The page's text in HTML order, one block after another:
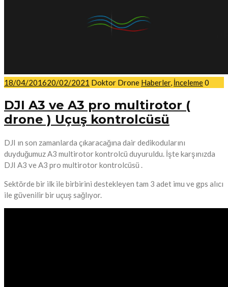
18/04/201620/02/2021 Doktor Drone Haberler, İnceleme0
DJI A3 ve A3 pro multirotor (
drone ) Uçuş kontrolcüsü
DJI ın son zamanlarda çıkaracağına dair dedikodularını
duyduğumuz A3 multirotor kontrolcü duyuruldu. İşte karşınızda
DJI A3 ve A3 pro multirotor kontrolcüsü .
Sektörde bir ilk ile birbirini destekleyen tam 3 adet imu ve gps alıcı
ile güvenilir bir uçuş sağlıyor.